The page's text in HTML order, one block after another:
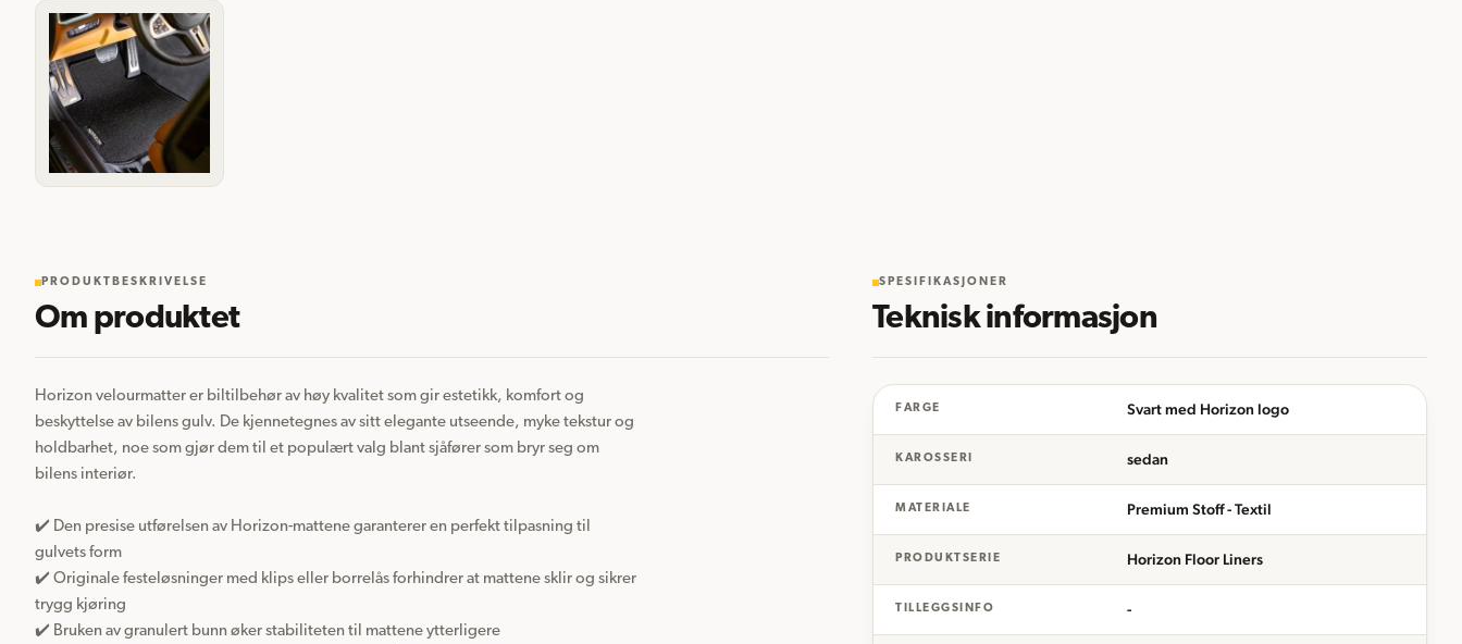
PRODUKTBESKRIVELSE
Om produktet
Horizon velourmatter er biltilbehør av høy kvalitet som gir estetikk, komfort og
beskyttelse av bilens gulv. De kjennetegnes av sitt elegante utseende, myke tekstur og
holdbarhet, noe som gjør dem til et populært valg blant sjåfører som bryr seg om
bilens interiør.
✔️ Den presise utførelsen av Horizon-mattene garanterer en perfekt tilpasning til
gulvets form
✔️ Originale festeløsninger med klips eller borrelås forhindrer at mattene sklir og sikrer
trygg kjøring
✔️ Bruken av granulert bunn øker stabiliteten til mattene ytterligere
SPESIFIKASJONER
Teknisk informasjon
FARGE Svart med Horizon logo
KAROSSERI sedan
MATERIALE Premium Stoff - Textil
PRODUKTSERIE Horizon Floor Liners
TILLEGGSINFO -